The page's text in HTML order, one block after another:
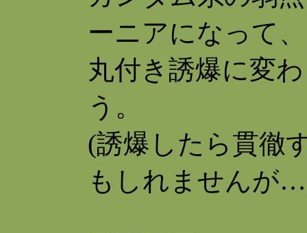
ーニアになって、
丸付き誘爆に変
う。
(誘爆したら貫徹
もしれませんが